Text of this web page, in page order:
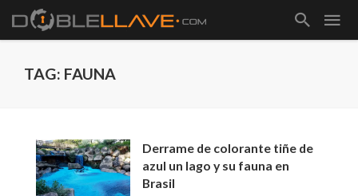
TAG: FAUNA
Derrame de colorante tiñe de
azul un lago y su fauna en
Brasil